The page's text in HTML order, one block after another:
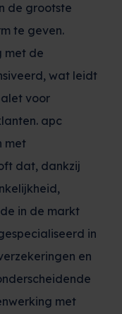
de grootste
te geven.
met de
wat leidt
voor
apc
met
dat, dankzij
in de markt
in
en
met